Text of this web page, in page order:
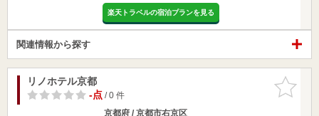
楽天トラベルの宿泊プランを見る
関連情報から探す
お気に入
りに追加
リノホテル京都
-点/ 0 件
京都府 / 京都市右京区